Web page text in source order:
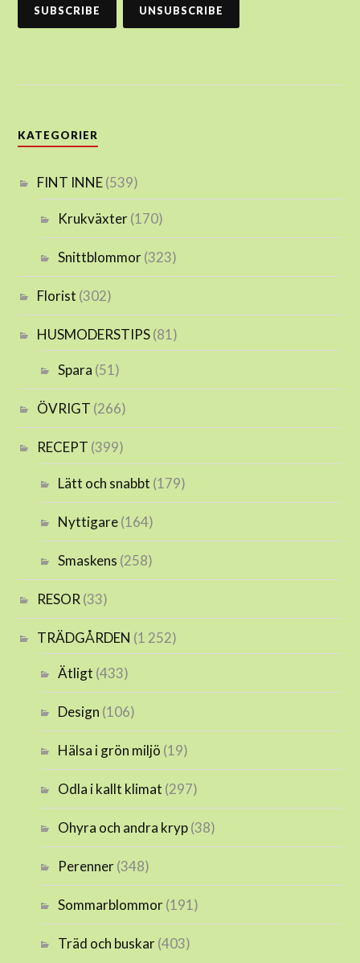
KATEGORIER
FINT INNE(539)
Krukväxter(170)
Snittblommor(323)
Florist (302)
HUSMODERSTIPS(81)
Spara (51)
ÖVRIGT (266)
RECEPT (399)
Lätt och snabbt (179)
Nyttigare(164)
Smaskens (258)
RESOR (33)
TRÄDGÅRDEN (1 252)
Ätligt (433)
Design (106)
Hälsa i grön miljö (19)
Odla i kallt klimat (297)
Ohyra och andra kryp(38)
Perenner(348)
Sommarblommor(191)
Träd och buskar(403)